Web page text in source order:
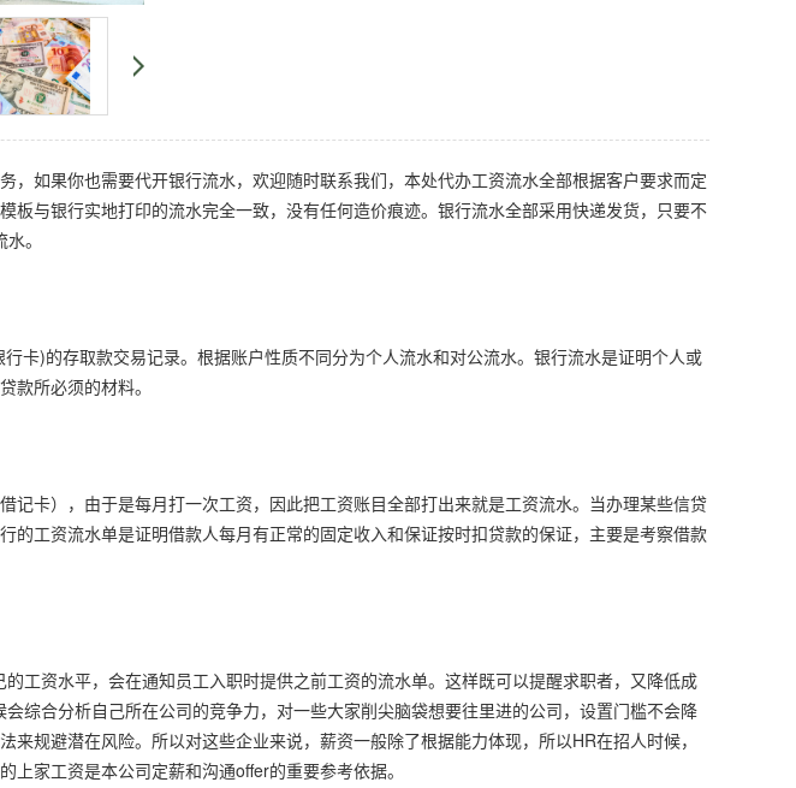
，如果你也需要代开银行流水，欢迎随时联系我们，本处代办工资流水全部根据客户要求而定
板与银行实地打印的流水完全一致，没有任何造价痕迹。银行流水全部采用快递发货，只要不
。
卡)的存取款交易记录。根据账户性质不同分为个人流水和对公流水。银行流水是证明个人或
款所必须的材料。
记卡），由于是每月打一次工资，因此把工资账目全部打出来就是工资流水。当办理某些信贷
的工资流水单是证明借款人每月有正常的固定收入和保证按时扣贷款的保证，主要是考察借款
工资水平，会在通知员工入职时提供之前工资的流水单。这样既可以提醒求职者，又降低成
综合分析自己所在公司的竞争力，对一些大家削尖脑袋想要往里进的公司，设置门槛不会降
来规避潜在风险。所以对这些企业来说，薪资一般除了根据能力体现，所以HR在招人时候，
家工资是本公司定薪和沟通offer的重要参考依据。